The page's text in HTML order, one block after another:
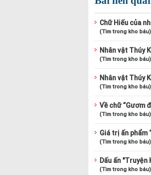
Chữ Hiếu của
(Tìm trong kho báu)
Nhân vật Thúy
(Tìm trong kho báu)
Nhân vật Thúy
(Tìm trong kho báu)
Về chữ “Gươm
(Tìm trong kho báu)
Giá trị ấn phẩm
(Tìm trong kho báu)
Dấu ấn "Truyện
(Tìm trong kho báu)